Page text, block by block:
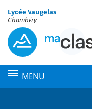
Menu de la rubrique
Contenu
Lycée Vaugelas
Chambéry
MENU